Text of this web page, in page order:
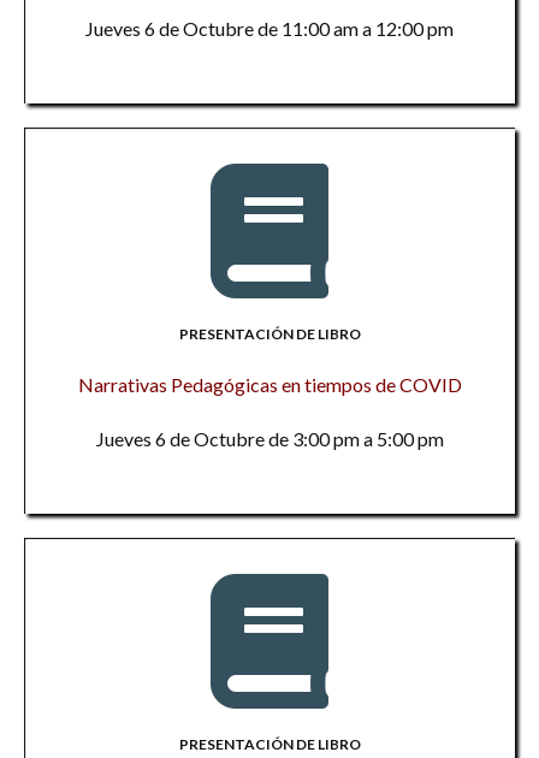
Jueves 6 de Octubre de 11:00 am a 12:00 pm
PRESENTACIÓN DE LIBRO
Narrativas Pedagógicas en tiempos de COVID
Jueves 6 de Octubre de 3:00 pm a 5:00 pm
PRESENTACIÓN DE LIBRO